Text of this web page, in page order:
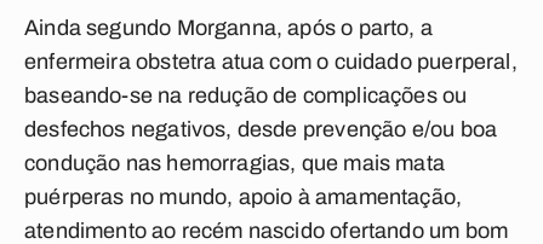
Ainda segundo Morganna, após o parto, a
enfermeira obstetra atua com o cuidado puerperal,
baseando-se na redução de complicações ou
desfechos negativos, desde prevenção e/ou boa
condução nas hemorragias, que mais mata
puérperas no mundo, apoio à amamentação,
atendimento ao recém nascido ofertando um bom